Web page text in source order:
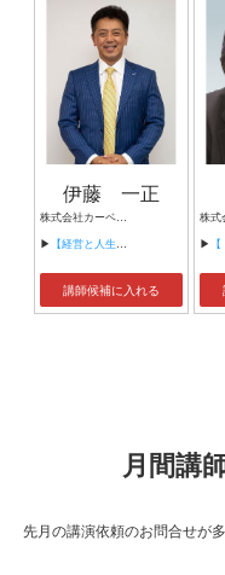
伊藤 一正
▶ 【経営と人生がHappyになる3つのキーワード】
講師候補に入れる
▶ 【ＩｏＴ時
月間講
先月の講演依頼のお問合せが